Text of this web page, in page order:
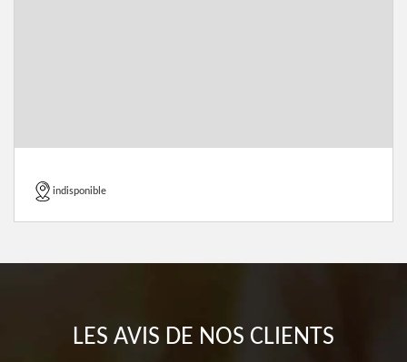
indisponible
LES AVIS DE NOS CLIENTS